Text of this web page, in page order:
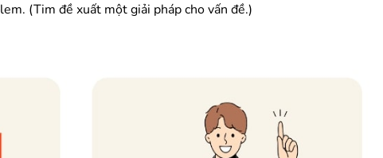
(Tim đề xuất một giải pháp cho vấn đề.)